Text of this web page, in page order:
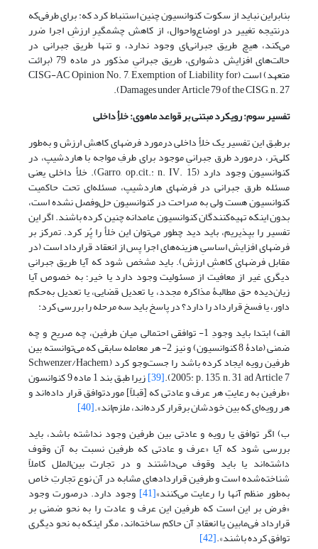
بنابراین نباید از سکوت کنوانسیون چنین استنباط کرد که: برای طرفی‌که
درنتیجه تغییر در اوضاع‌واحوال، از کاهش چشمگیرِ ارزشِ اجرا ضرر
می‌کند، هیچ طریق جبرانی‌ای وجود ندارد، و تنها طریق جبرانی در
حالت‌های افزایش دشواری، طریق جبرانیِ مذکور در ماده 79 (برائت
متعهد) است (CISG-AC Opinion No. 7, Exemption of Liability for
Damages under Article 79 of the CISG, n. 27).
تفسیر سوم: رویکرد مبتنی بر قواعد ماهوی: خلأِ داخلی
برطبق این تفسیر یک خلأِ داخلی درمورد فرضهای کاهشِ ارزش و به‌طور
کلی‌تر، درمورد طرق جبرانیِ موجود برای طرفِ مواجه با هاردشیپ، در
کنوانسیون وجود دارد (Garro, op.cit.: n. IV. 15). خلأ داخلی یعنی
مسئله طرق جبرانی در فرضهای هاردشیپ، مسئله‌ای تحت حاکمیت
کنوانسیون هست ولی به صراحت در کنوانسیون حل‌وفصل نشده است،
بدون اینکه تهیه‌کنندگان کنوانسیون عامدانه چنین کرده باشند. اگر این
تفسیر را بپذیریم، باید دید چطور می‌توان این خلأ را پُر کرد. تمرکز بر
فرضهای افزایش اساسیِ هزینه‌های اجرا پس از انعقاد قرارداد است (در
مقابل فرضهای کاهشِ ارزش). باید مشخص شود که آیا طریق جبرانیِ
دیگری غیر از معافیت از مسئولیت وجود دارد یا خیر؛ به خصوص آیا
زیان‌دیده حق مطالبۀ مذاکره مجدد، یا تعدیل قضایی، یا تعدیل به‌حکم
داور، یا فسخ قرارداد را دارد؟ در پاسخ باید سه مرحله را بررسی کرد:
الف) ابتدا باید وجودِ 1- توافقی احتمالی میان طرفین، چه صریح و چه
ضمنی (مادۀ 8 کنوانسیون) و نیز 2- هر معامله سابقی که می‌توانسته بین
طرفین رویه ایجاد کرده باشد را جست‌وجو کرد (Schwenzer/Hachem,
2005: p. 135, n. 31 ad Article 7).
[39] زیرا طبق بند 1 ماده 9 کنوانسون
«طرفین به رعایتِ هر عرف و عادتی که [قبلاً] موردتوافق قرار داده‌اند و
هر رویه‌ای که بین خودشان برقرار کرده‌اند، ملزم‌اند».[40]
ب) اگر توافق یا رویه و عادتی بین طرفین وجود نداشته باشد، باید
بررسی شود که آیا «عرف و عادتی که طرفین نسبت به آن وقوف
داشته‌اند یا باید وقوف می‌داشتند و در تجارت بین‌الملل کاملاً
شناخته‌شده است و طرفین قراردادهای مشابه در آن نوع تجارتِ خاص
به‌طور منظم آنها را رعایت می‌کنند»[41] وجود دارد. درصورت وجود
«فرض بر این است که طرفین این عرف و عادت را به نحو ضمنی بر
قرارداد فی‌مابین یا انعقادِ آن حاکم ساخته‌اند، مگر اینکه به نحو دیگری
توافق کرده باشند».[42]